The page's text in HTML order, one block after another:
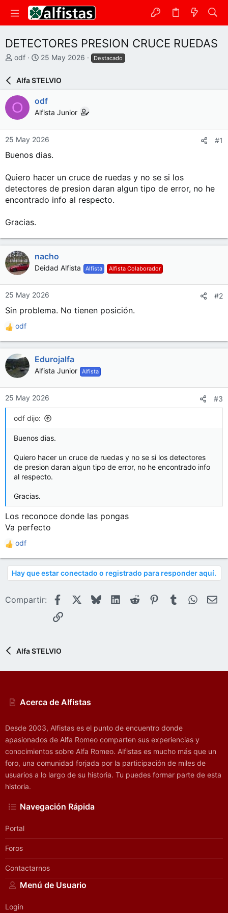
DETECTORES PRESION CRUCE RUEDAS
A
o
r
odf
F
c
h
d
e
i
c
25 May 2026 Destacado
Alfa STELVIO
O odf
Alfista Junior
25 May 2026 #1
Buenos dias.
Quiero hacer un cruce de ruedas y no se si los
detectores de presion daran algun tipo de error, no he
encontrado info al respecto.
Gracias.
nacho
Deidad Alfista Alfista Alfista Colaborador
25 May 2026 #2
Sin problema. No tienen posición.
R
e
a
c
c
o
n
e
odf
Edurojalfa
Alfista Junior Alfista
25 May 2026 #3
odf dijo:
Buenos dias.
Quiero hacer un cruce de ruedas y no se si los detectores
de presion daran algun tipo de error, no he encontrado info
al respecto.
Gracias.
Los reconoce donde las pongas
Va perfecto
R
e
a
o
odf
Hay que estar conectado o registrado para responder aquí.
Compartir: FacebookBlueskyLinkedIn
Reddit Pinterest
Tumblr
E-
Enlace
Alfa STELVIO
Acerca de Alfistas
Desde 2003, Alfistas es el punto de encuentro donde
apasionados de Alfa Romeo comparten sus experiencias y
conocimientos sobre Alfa Romeo. Alfistas es mucho más que un
foro, una comunidad forjada por la participación de miles de
usuarios a lo largo de su historia. Tu puedes formar parte de esta
historia.
Navegación Rápida
Portal
Foros
Contactarnos
Menú de Usuario
Login